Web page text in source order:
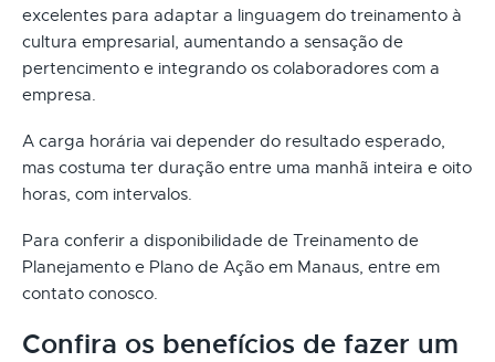
excelentes para adaptar a linguagem do treinamento à
cultura empresarial, aumentando a sensação de
pertencimento e integrando os colaboradores com a
empresa.
A carga horária vai depender do resultado esperado,
mas costuma ter duração entre uma manhã inteira e oito
horas, com intervalos.
Para conferir a disponibilidade de Treinamento de
Planejamento e Plano de Ação em Manaus, entre em
contato conosco.
Confira os benefícios de fazer um